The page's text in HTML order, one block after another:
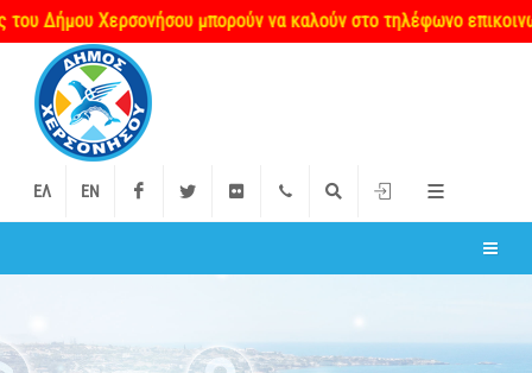
Χερσονήσου μπορούν να καλούν στο τηλέφωνο επικοινωνίας
ΕΛ EN FacebookTwitter Flickr +2897 340000Αναζήτηση
Είσοδος